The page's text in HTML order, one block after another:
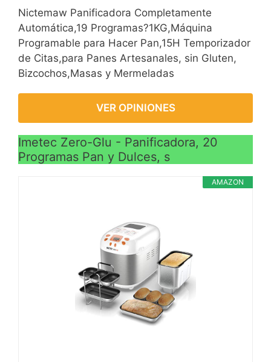
Nictemaw Panificadora Completamente
Automática,19 Programas?1KG,Máquina
Programable para Hacer Pan,15H Temporizador
de Citas,para Panes Artesanales, sin Gluten,
Bizcochos,Masas y Mermeladas
VER OPINIONES
Imetec Zero-Glu - Panificadora, 20
Programas Pan y Dulces, s
AMAZON